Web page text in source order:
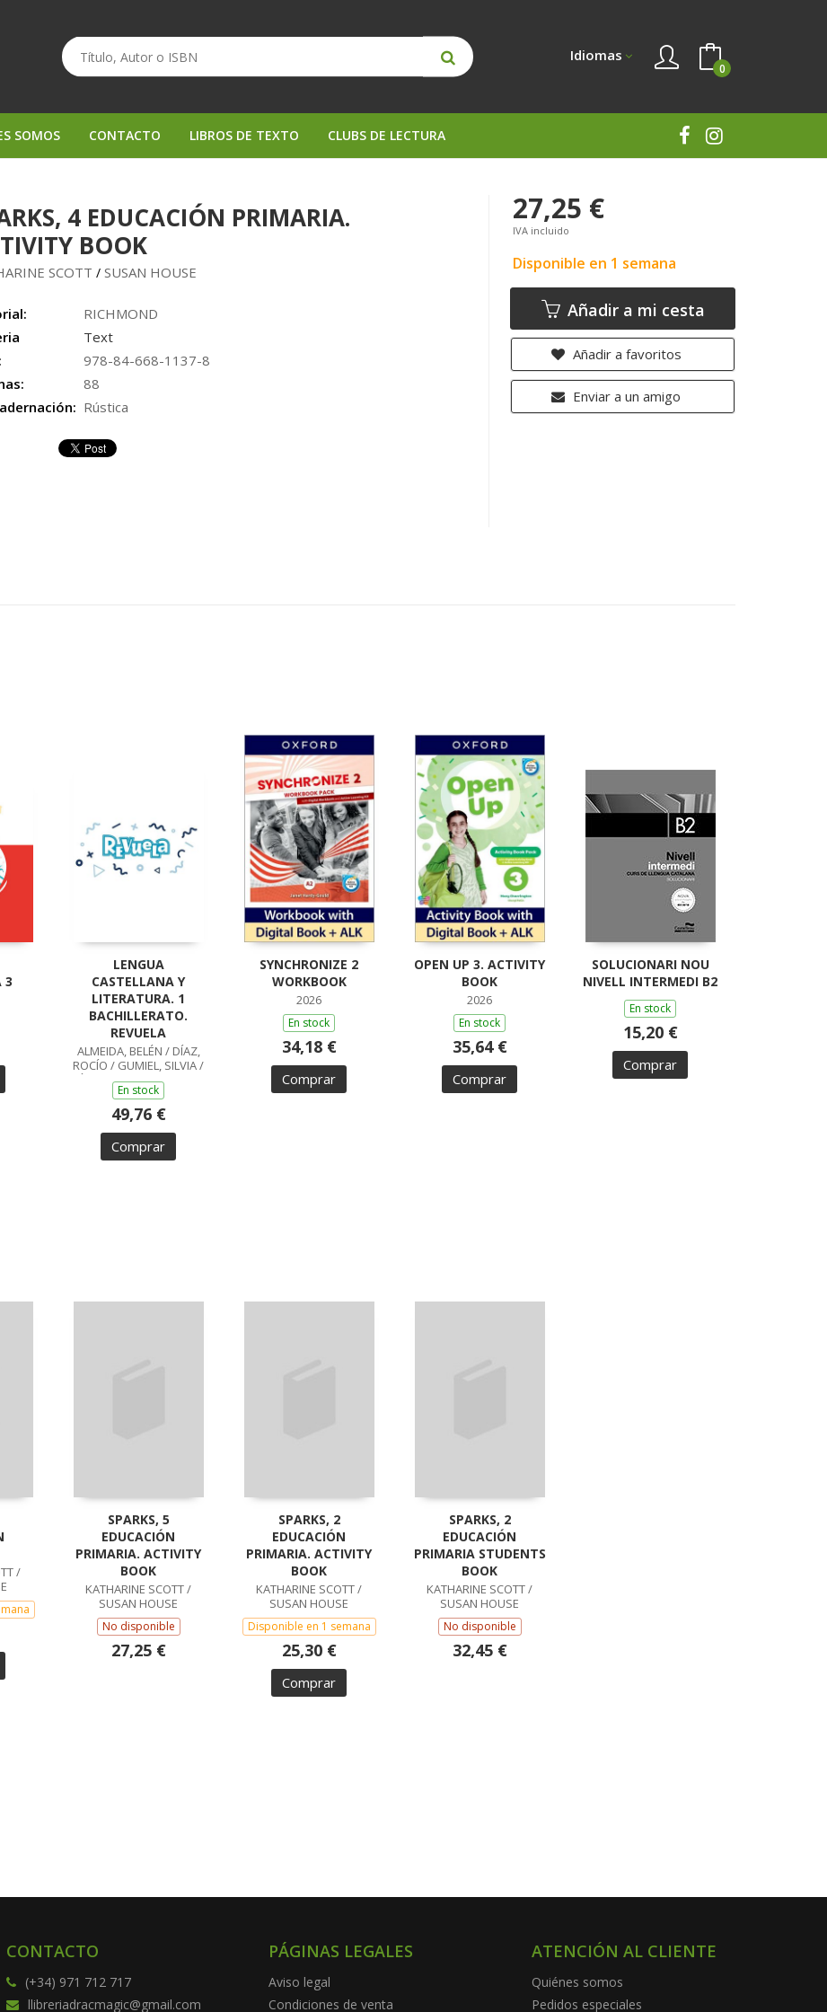
Idiomas
0
SOMOS CONTACTO LIBROS DE TEXTO CLUBS DE LECTURA
4 EDUCACIÓN PRIMARIA.
BOOK
SCOTT /SUSAN HOUSE
RICHMOND
Text
978-84-668-1137-8
88
Rústica
27,25 €
IVA incluido
Disponible en 1 semana
Añadir a mi cesta
Añadir a favoritos
Enviar a un amigo
3
LENGUA
CASTELLANA Y
LITERATURA. 1
BACHILLERATO.
REVUELA
ALMEIDA, BELÉN / DÍAZ,
ROCÍO / GUMIEL, SILVIA /
PÉREZ, ISABEL / BOYANO,
RICARDO / LODÍN,
PATRICIA / ZUBICOA
ARRAIZA, MARÍA /
MONCAYOLA, ELENA /
ECHEVA
En stock
49,76 €
Comprar
SYNCHRONIZE 2
WORKBOOK
2026
En stock
34,18 €
Comprar
OPEN UP 3. ACTIVITY
BOOK
2026
En stock
35,64 €
Comprar
SOLUCIONARI NOU
NIVELL INTERMEDI B2
En stock
15,20 €
Comprar
/
SPARKS, 5
EDUCACIÓN
PRIMARIA. ACTIVITY
BOOK
KATHARINE SCOTT /
SUSAN HOUSE
No disponible
27,25 €
SPARKS, 2
EDUCACIÓN
PRIMARIA. ACTIVITY
BOOK
KATHARINE SCOTT /
SUSAN HOUSE
Disponible en 1 semana
25,30 €
Comprar
SPARKS, 2
EDUCACIÓN
PRIMARIA STUDENTS
BOOK
KATHARINE SCOTT /
SUSAN HOUSE
No disponible
32,45 €
CONTACTO
(+34) 971 712 717
llibreriadracmagic@gmail.com
PÁGINAS LEGALES
Aviso legal
Condiciones de venta
ATENCIÓN AL CLIENTE
Quiénes somos
Pedidos especiales